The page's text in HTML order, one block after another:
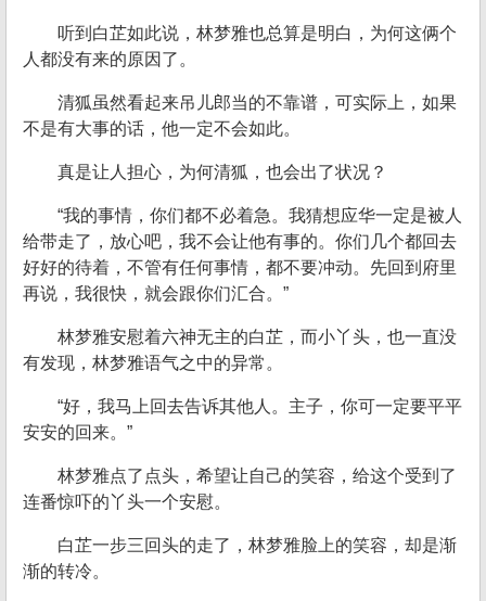
听到白芷如此说，林梦雅也总算是明白，为何这俩个
人都没有来的原因了。
清狐虽然看起来吊儿郎当的不靠谱，可实际上，如果
不是有大事的话，他一定不会如此。
真是让人担心，为何清狐，也会出了状况？
“我的事情，你们都不必着急。我猜想应华一定是被人
给带走了，放心吧，我不会让他有事的。你们几个都回去
好好的待着，不管有任何事情，都不要冲动。先回到府里
再说，我很快，就会跟你们汇合。”
林梦雅安慰着六神无主的白芷，而小丫头，也一直没
有发现，林梦雅语气之中的异常。
“好，我马上回去告诉其他人。主子，你可一定要平平
安安的回来。”
林梦雅点了点头，希望让自己的笑容，给这个受到了
连番惊吓的丫头一个安慰。
白芷一步三回头的走了，林梦雅脸上的笑容，却是渐
渐的转冷。